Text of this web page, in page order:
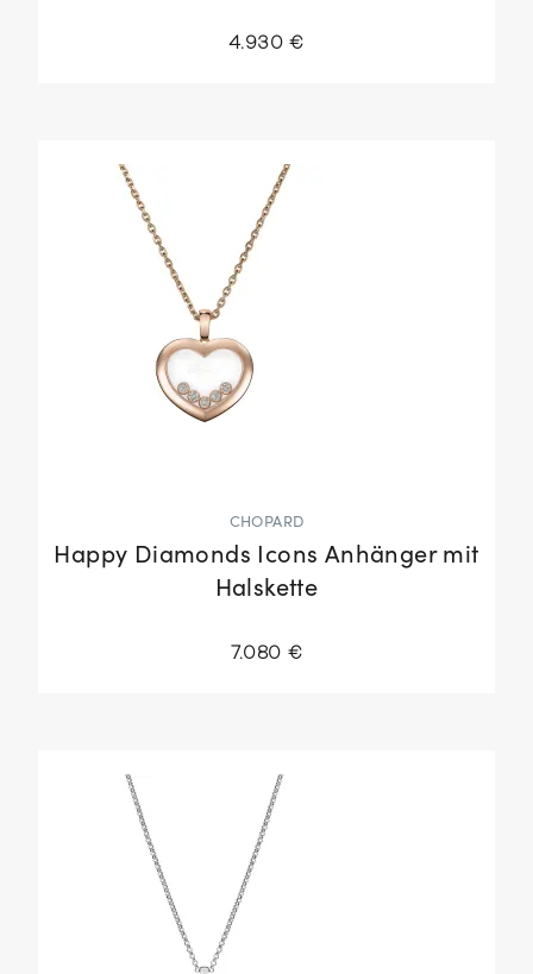
4.930 €
CHOPARD
Happy Diamonds Icons Anhänger mit
Halskette
7.080 €